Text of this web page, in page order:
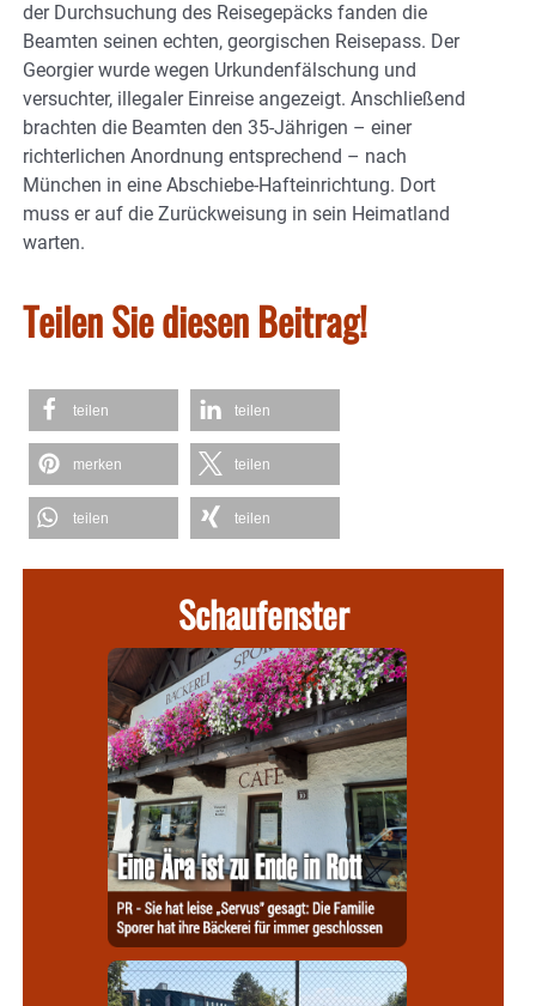
der Durchsuchung des Reisegepäcks fanden die
Beamten seinen echten, georgischen Reisepass. Der
Georgier wurde wegen Urkundenfälschung und
versuchter, illegaler Einreise angezeigt. Anschließend
brachten die Beamten den 35-Jährigen – einer
richterlichen Anordnung entsprechend – nach
München in eine Abschiebe-Hafteinrichtung. Dort
muss er auf die Zurückweisung in sein Heimatland
warten.
Teilen Sie diesen Beitrag!
teilen teilen
merken teilen
teilen teilen
Schaufenster